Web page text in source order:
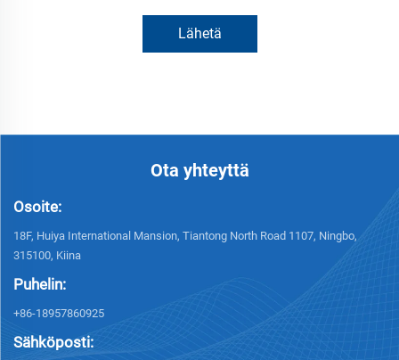
Lähetä
Ota yhteyttä
Osoite:
18F, Huiya International Mansion, Tiantong North Road 1107, Ningbo,
315100, Kiina
Puhelin:
+86-18957860925
Sähköposti: